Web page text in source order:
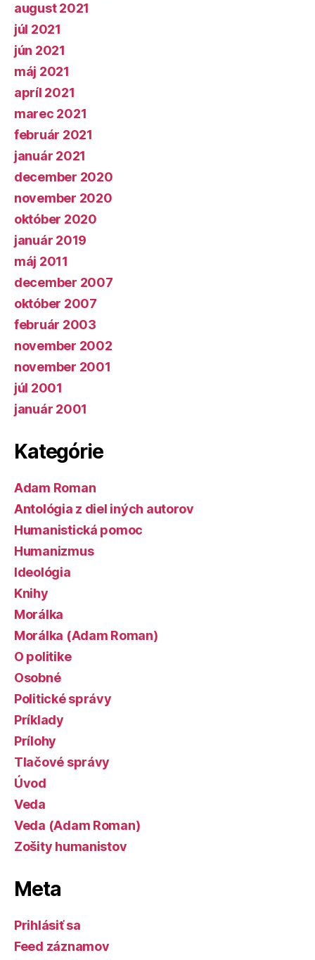
august 2021
júl 2021
jún 2021
máj 2021
apríl 2021
marec 2021
február 2021
január 2021
december 2020
november 2020
október 2020
január 2019
máj 2011
december 2007
október 2007
február 2003
november 2002
november 2001
júl 2001
január 2001
Kategórie
Adam Roman
Antológia z diel iných autorov
Humanistická pomoc
Humanizmus
Ideológia
Knihy
Morálka
Morálka (Adam Roman)
O politike
Osobné
Politické správy
Príklady
Prílohy
Tlačové správy
Úvod
Veda
Veda (Adam Roman)
Zošity humanistov
Meta
Prihlásiť sa
Feed záznamov